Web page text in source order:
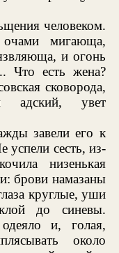
человеком.
мигающа,
и огонь
Что есть жена?
сковорода,
адский, увет
завели его к
успели сесть, из-
низенькая
брови намазаны
круглые, уши
до синевы.
и, голая,
около